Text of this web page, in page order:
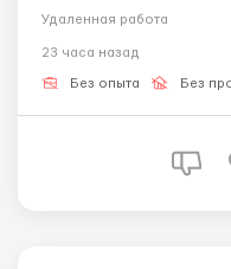
сообщения. • Помощь в
предлагаем: 💰
удалённую работу. 📅
Удаленная работа
23 часа назад
Без опыта Без